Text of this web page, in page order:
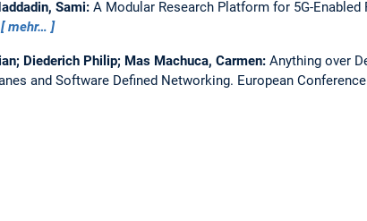
Sami: A Modular Research Platform for 5G-Enabled
mehr…
Diederich Philip; Mas Machuca, Carmen: Anything over
and Software Defined Networking. European